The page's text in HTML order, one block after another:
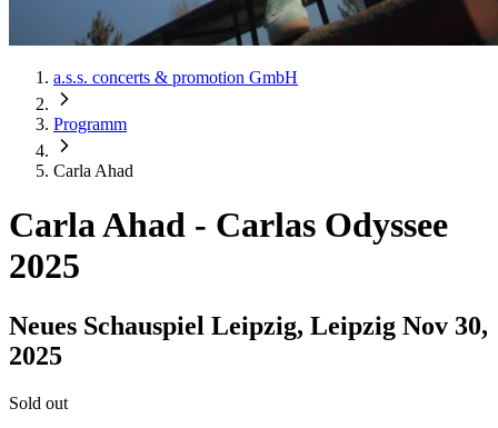
a.s.s. concerts & promotion GmbH
Programm
Carla Ahad
Carla Ahad - Carlas Odyssee
2025
Neues Schauspiel Leipzig, Leipzig Nov 30,
2025
Sold out